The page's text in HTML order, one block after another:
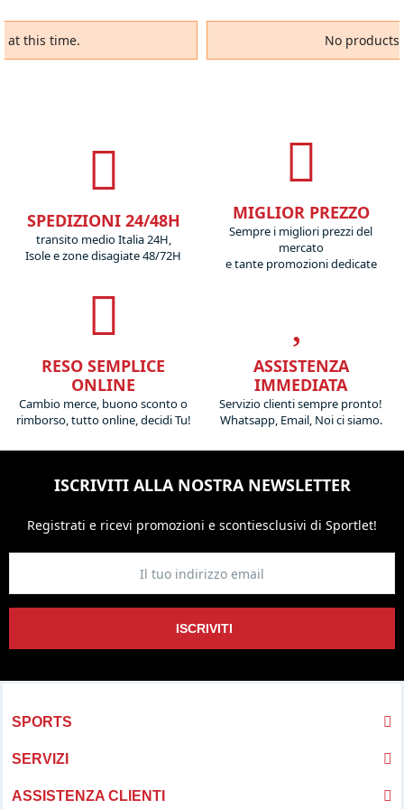
at this time. No
SPEDIZIONI 24/48H
transito medio Italia 24H,
Isole e zone disagiate 48/72H
MIGLIOR PREZZO
Sempre i migliori prezzi del
mercato
e tante promozioni dedicate
RESO SEMPLICE
ONLINE
Cambio merce, buono sconto o
rimborso, tutto online, decidi Tu!
ASSISTENZA
IMMEDIATA
Servizio clienti sempre pronto!
Whatsapp, Email, Noi ci siamo.
ISCRIVITI ALLA NOSTRA NEWSLETTER
Registrati e ricevi promozioni e scontiesclusivi di Sportlet!
ISCRIVITI
SPORTS
SERVIZI
ASSISTENZA CLIENTI